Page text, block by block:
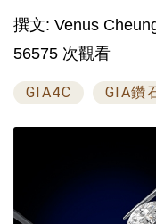
撰文: Venus
56575 次觀看
GIA4C GIA鑽